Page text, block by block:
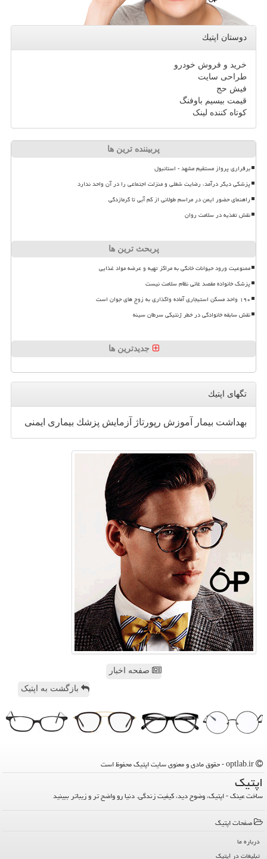
دوستان اپتیك
خرید و فروش خودرو
طراحی سایت
فیش حج
قیمت بیسیم باوفنگ
کوتاه کننده لینک
پربیننده ترین ها
برقراری پرواز مستقیم مشهد - استانبول
پزشکی دیگر درآمد، رضایت شغلی و منزلت اجتماعی را در آن واحد ندارد
راهنمای حضور ایمن در مراسم طولانی از کم آبی تا گرمازدگی
نقش تغذیه در سلامت روان
پربحث ترین ها
ممنوعیت ورود حیوانات خانگی به مراکز تهیه و عرضه مواد غذایی
پزشک خانواده مقصد غائی نظام سلامت نیست
۱۹۰ واحد مسکن استیجاری آماده واگذاری به زوج های جوان است
نقش سابقه خانوادگی در خطر ژنتیکی سرطان سینه
جدیدترین ها
تگهای اپتیك
بهداشت بیمار آموزش رپورتاژ آزمایش پزشك بیماری ایمنی
صفحه اخبار
بازگشت به اپتیک
اپتیك
ساخت عینک - اپتیک، وضوح دید، کیفیت زندگی. دنیا رو واضح تر و زیباتر ببینید
صفحات اپتیك
درباره ما
تبلیغات در اپتیك